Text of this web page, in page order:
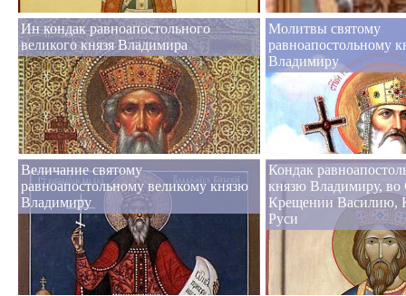
Ин кондак равноапостольного
великого князя Владимира
Молитвы святому
равноапостольному
Владимиру
Величание святому
равноапостольному великому князю
Владимиру
Кондак
князю Владимиру, во
Крещении Василию,
Руси